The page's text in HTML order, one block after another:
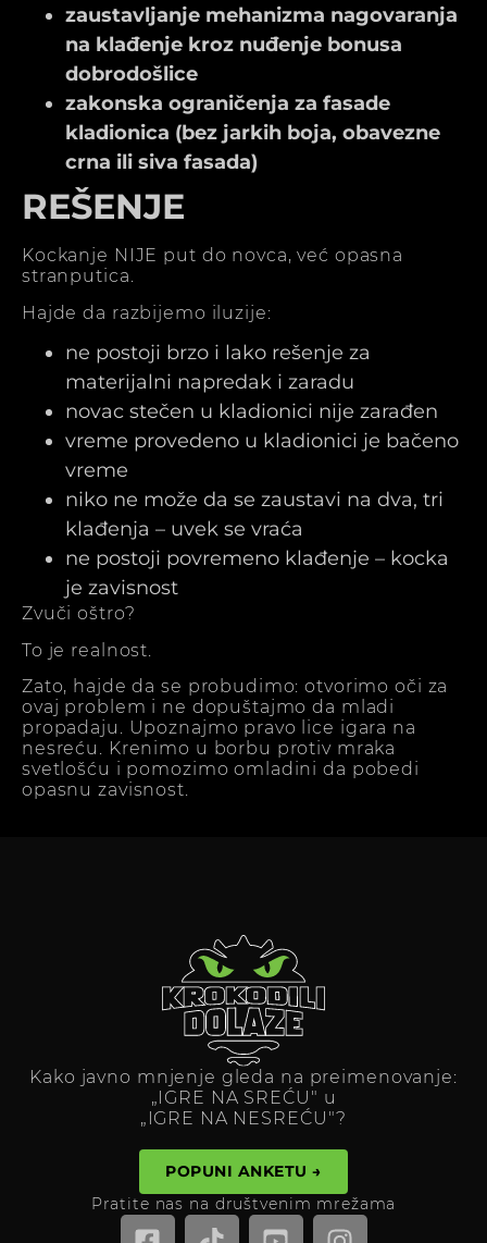
zaustavljanje mehanizma nagovaranja
na klađenje kroz nuđenje bonusa
dobrodošlice
zakonska ograničenja za fasade
kladionica (bez jarkih boja, obavezne
crna ili siva fasada)
REŠENJE
Kockanje NIJE put do novca, već opasna
stranputica.
Hajde da razbijemo iluzije:
ne postoji brzo i lako rešenje za
materijalni napredak i zaradu
novac stečen u kladionici nije zarađen
vreme provedeno u kladionici je bačeno
vreme
niko ne može da se zaustavi na dva, tri
klađenja – uvek se vraća
ne postoji povremeno klađenje – kocka
je zavisnost
Zvuči oštro?
To je realnost.
Zato, hajde da se probudimo: otvorimo oči za
ovaj problem i ne dopuštajmo da mladi
propadaju. Upoznajmo pravo lice igara na
nesreću. Krenimo u borbu protiv mraka
svetlošću i pomozimo omladini da pobedi
opasnu zavisnost.
Kako javno mnjenje gleda na preimenovanje:
„IGRE NA SREĆU" u
„IGRE NA NESREĆU"?
POPUNI ANKETU →
Pratite nas na društvenim mrežama